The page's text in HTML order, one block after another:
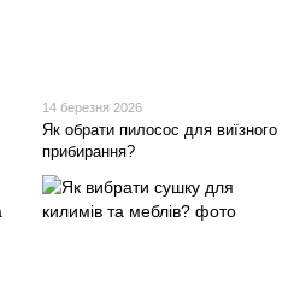
14 березня 2026
Як обрати пилосос для виїзного
прибирання?